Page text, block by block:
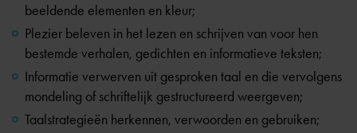
beeldende elementen en kleur;
Plezier beleven in het lezen en schrijven van voor hen
bestemde verhalen, gedichten en informatieve teksten;
Informatie verwerven uit gesproken taal en die vervolgens
mondeling of schriftelijk gestructureerd weergeven;
Taalstrategieën herkennen, verwoorden en gebruiken;